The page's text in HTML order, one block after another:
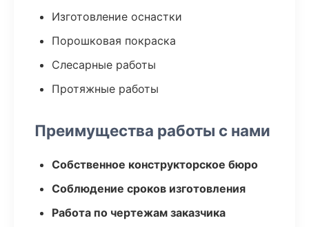
Изготовление оснастки
Порошковая покраска
Слесарные работы
Протяжные работы
Преимущества работы с нами
Собственное конструкторское бюро
Соблюдение сроков изготовления
Работа по чертежам заказчика